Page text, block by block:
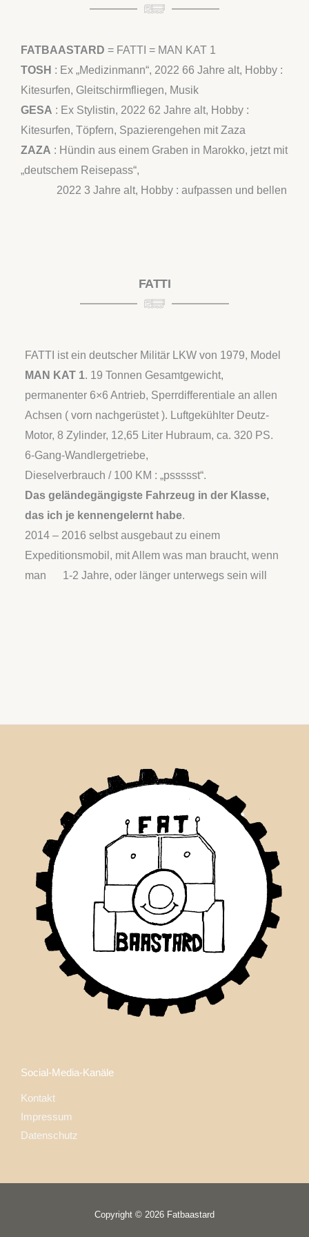
FATBAASTARD = FATTI = MAN KAT 1
TOSH : Ex „Medizinmann“, 2022 66 Jahre alt, Hobby :
Kitesurfen, Gleitschirmfliegen, Musik
GESA : Ex Stylistin, 2022 62 Jahre alt, Hobby :
Kitesurfen, Töpfern, Spazierengehen mit Zaza
ZAZA : Hündin aus einem Graben in Marokko, jetzt mit
„deutschem Reisepass“,
2022 3 Jahre alt, Hobby : aufpassen und bellen
FATTI
FATTI ist ein deutscher Militär LKW von 1979, Model
MAN KAT 1. 19 Tonnen Gesamtgewicht,
permanenter 6×6 Antrieb, Sperrdifferentiale an allen
Achsen ( vorn nachgerüstet ). Luftgekühlter Deutz-
Motor, 8 Zylinder, 12,65 Liter Hubraum, ca. 320 PS.
6-Gang-Wandlergetriebe,
Dieselverbrauch / 100 KM : „pssssst“.
Das geländegängigste Fahrzeug in der Klasse,
das ich je kennengelernt habe.
2014 – 2016 selbst ausgebaut zu einem
Expeditionsmobil, mit Allem was man braucht, wenn
man 1-2 Jahre, oder länger unterwegs sein will
Social-Media-Kanäle
Kontakt
Impressum
Datenschutz
Copyright © 2026 Fatbaastard